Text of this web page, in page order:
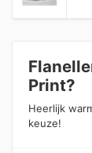
Print?
Heerlijk
keuze!